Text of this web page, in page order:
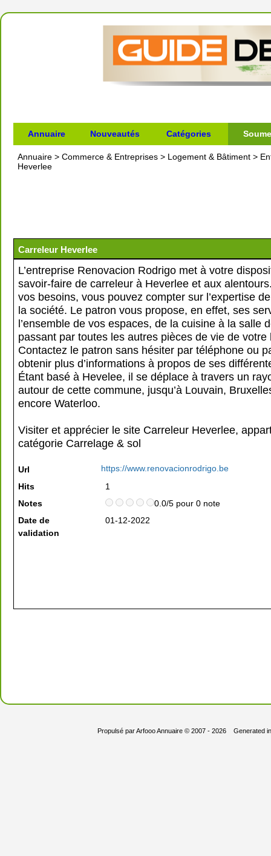
Annuaire Nouveautés Catégories
Annuaire > Commerce & Entreprises > Logement & Bâtiment >
Heverlee
Carreleur Heverlee
L’entreprise Renovacion Rodrigo met à votre
savoir-faire de carreleur à Heverlee et aux
vos besoins, vous pouvez compter sur l’expertise
la société. Le patron vous propose, en effet, ses
l’ensemble de vos espaces, de la cuisine à la salle
passant par toutes les autres pièces de vie de votre
Contactez le patron sans hésiter par téléphone ou
obtenir plus d’informations à propos de ses
Étant basé à Hevelee, il se déplace à travers un
autour de cette commune, jusqu’à Louvain,
encore Waterloo.
Visiter et apprécier le site Carreleur Heverlee,
catégorie Carrelage & sol
Url
https://www.renovacionrodrigo.be
Hits
1
Notes
0.0/5 pour 0 note
Date de
validation
01-12-2022
Propulsé parArfooo Annuaire© 2007 - 2026 Generated